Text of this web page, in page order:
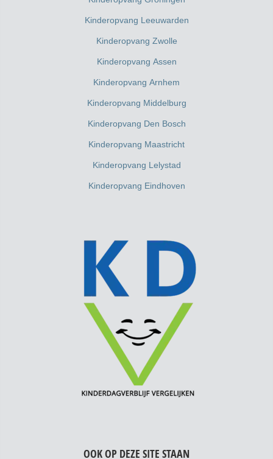
Kinderopvang Leeuwarden
Kinderopvang Zwolle
Kinderopvang Assen
Kinderopvang Arnhem
Kinderopvang Middelburg
Kinderopvang Den Bosch
Kinderopvang Maastricht
Kinderopvang Lelystad
Kinderopvang Eindhoven
OOK OP DEZE SITE STAAN